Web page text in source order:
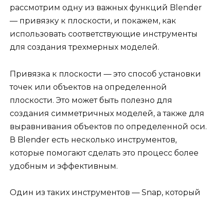
рассмотрим одну из важных функций Blender
— привязку к плоскости, и покажем, как
использовать соответствующие инструменты
для создания трехмерных моделей.
Привязка к плоскости — это способ установки
точек или объектов на определенной
плоскости. Это может быть полезно для
создания симметричных моделей, а также для
выравнивания объектов по определенной оси.
В Blender есть несколько инструментов,
которые помогают сделать это процесс более
удобным и эффективным.
Один из таких инструментов — Snap, который